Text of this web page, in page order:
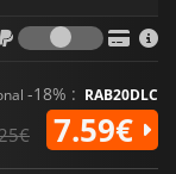
Tarifas
-18% : RAB20DLC
7.59€